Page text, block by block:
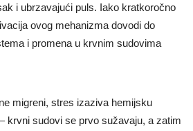
i ubrzavajući puls. Iako kratkoročno
ovog mehanizma dovodi do
i promena u krvnim sudovima
migreni, stres izaziva hemijsku
krvni sudovi se prvo sužavaju, a zatim